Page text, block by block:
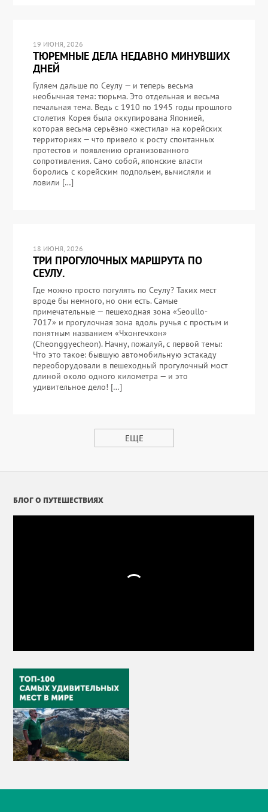
19 ИЮНЯ, 2026
ТЮРЕМНЫЕ ДЕЛА НЕДАВНО МИНУВШИХ
ДНЕЙ
Гуляем дальше по Сеулу — и теперь весьма
необычная тема: тюрьма. Это отдельная и весьма
печальная тема. Ведь с 1910 по 1945 годы прошлого
столетия Корея была оккупирована Японией,
которая весьма серьёзно «жестила» на корейских
территориях — что привело к росту спонтанных
протестов и появлению организованного
сопротивления. Само собой, японские власти
боролись с корейским подпольем, вычисляли и
ловили […]
18 ИЮНЯ, 2026
ТРИ ПРОГУЛОЧНЫХ МАРШРУТА ПО
СЕУЛУ.
Где можно просто погулять по Сеулу? Таких мест
вроде бы немного, но они есть. Самые
примечательные — пешеходная зона «Seoullo-
7017» и прогулочная зона вдоль ручья с простым и
понятным названием «Чхонгечхон»
(Cheonggyecheon). Начну, пожалуй, с первой темы:
Что это такое: бывшую автомобильную эстакаду
переоборудовали в пешеходный прогулочный мост
длиной около одного километра — и это
удивительное дело! […]
ЕЩЕ
БЛОГ О ПУТЕШЕСТВИЯХ